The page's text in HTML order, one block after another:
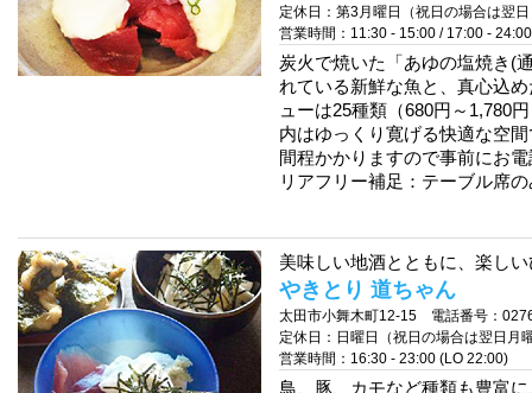
定休日：第3月曜日（祝日の場合は翌
営業時間：11:30 - 15:00 / 17:00 - 24:00
炭火で焼いた「あゆの塩焼き(
れている新鮮な魚と、真心込
ューは25種類（680円～1,780
内はゆっくり寛げる快適な空
間程かかりますので事前にお
リアフリー補足：テーブル席
美味しい地酒とともに、楽し
やきとり 道ちゃん
太田市小舞木町12-15 電話番号：
定休日：日曜日（祝日の場合は翌日月
営業時間：16:30 - 23:00 (LO 22:00)
鳥、豚、カモなど種類も豊富